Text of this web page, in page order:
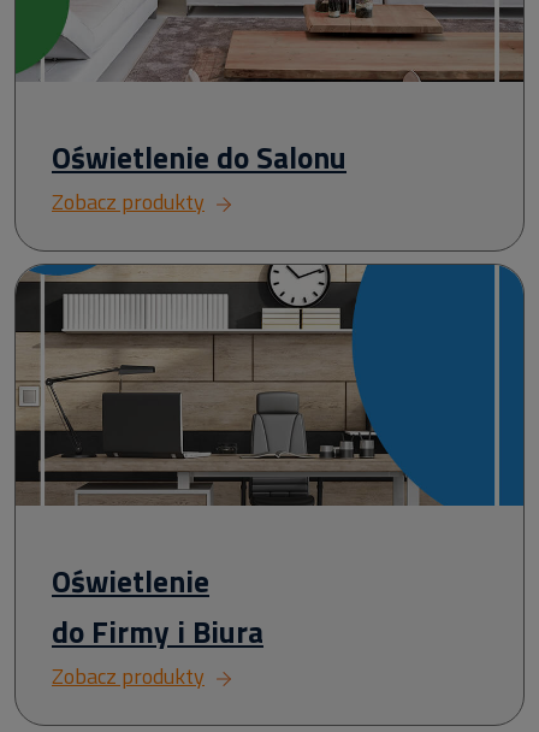
Oświetlenie do Salonu
Zobacz produkty
Oświetlenie
do Firmy i Biura
Zobacz produkty